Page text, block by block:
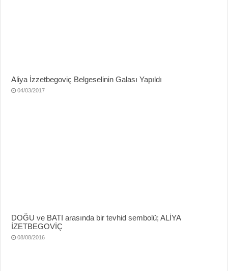
Aliya İzzetbegoviç Belgeselinin Galası Yapıldı
04/03/2017
DOĞU ve BATI arasında bir tevhid sembolü; ALİYA
İZETBEGOVİÇ
08/08/2016